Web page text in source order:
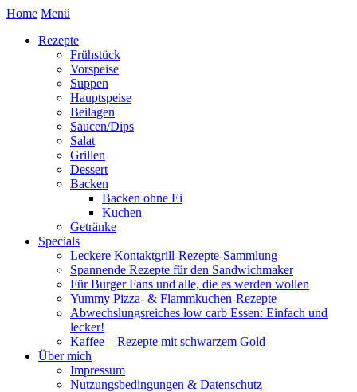
Home Menü
Rezepte
Frühstück
Vorspeise
Suppen
Hauptspeise
Beilagen
Saucen/Dips
Salat
Grillen
Dessert
Backen
Backen ohne Ei
Kuchen
Getränke
Specials
Leckere Kontaktgrill-Rezepte-Sammlung
Spannende Rezepte für den Sandwichmaker
Für Burger Fans und alle, die es werden wollen
Yummy Pizza- & Flammkuchen-Rezepte
Abwechslungsreiches low carb Essen: Einfach und
lecker!
Kaffee – Rezepte mit schwarzem Gold
Über mich
Impressum
Nutzungsbedingungen & Datenschutz